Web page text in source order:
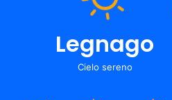
Legnago
Cielo sereno